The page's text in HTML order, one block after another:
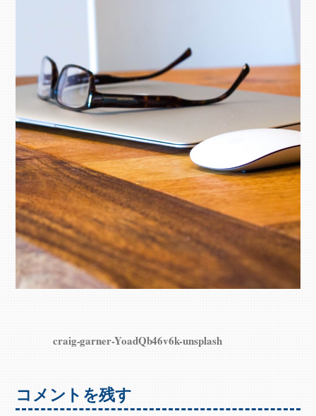
craig-garner-YoadQb46v6k-unsplash
コメントを残す